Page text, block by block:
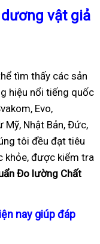
vật giả
tìm thấy các sản
hiệu nổi tiếng quốc
Evo,
Mỹ, Nhật Bản, Đức,
tôi đều đạt tiêu
khỏe, được kiểm tra
Đo lường Chất
nay giúp đáp